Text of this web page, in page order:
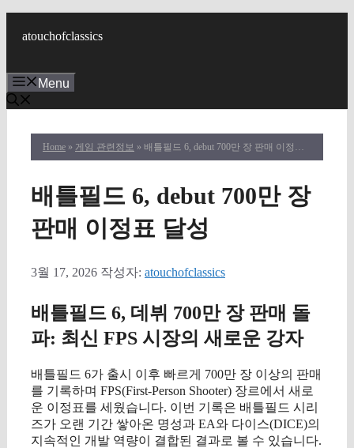
건
너
atouchofclassics
Menu
Home » 게임 관련정보 » 배틀필드 6, debut 700만 장 판매 이정표 달성
배틀필드 6, debut 700만 장
판매 이정표 달성
3월 17, 2026 작성자: atouchofclassics
배틀필드 6, 데뷔 700만 장 판매 돌
파: 최신 FPS 시장의 새로운 강자
배틀필드 6가 출시 이후 빠르게 700만 장 이상의 판매
를 기록하며 FPS(First-Person Shooter) 장르에서 새로
운 이정표를 세웠습니다. 이번 기록은 배틀필드 시리
즈가 오랜 기간 쌓아온 명성과 EA와 다이스(DICE)의
지속적인 개발 역량이 결합된 결과로 볼 수 있습니다.